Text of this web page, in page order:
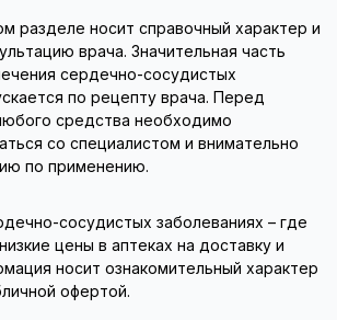
разделе носит справочный характер и
врача. Значительная часть
сердечно-сосудистых
по рецепту врача. Перед
средства необходимо
со специалистом и внимательно
по применению.
сосудистых заболеваниях – где
цены в аптеках на доставку и
носит ознакомительный характер
офертой.